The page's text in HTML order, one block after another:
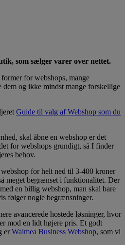
som sælger varer over nettet.
for webshops, mange
dem og ikke mindst mange forskellige
Guide til valg af Webshop som du
skal åbne en webshop er det
for webshops grundigt, så I finder
behov.
for helt ned til 3-400 kroner
meget begrænset i funktionalitet. Der
en billig webshop, man skal bare
følger nogle begrænsninger.
avancerede hostede løsninger, hvor
mod en lidt højere pris. Et godt
er Waimea Business Webshop, som vi